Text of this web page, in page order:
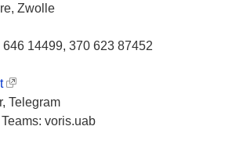
Zwolle
14499, 370 623 87452
Telegram
voris.uab